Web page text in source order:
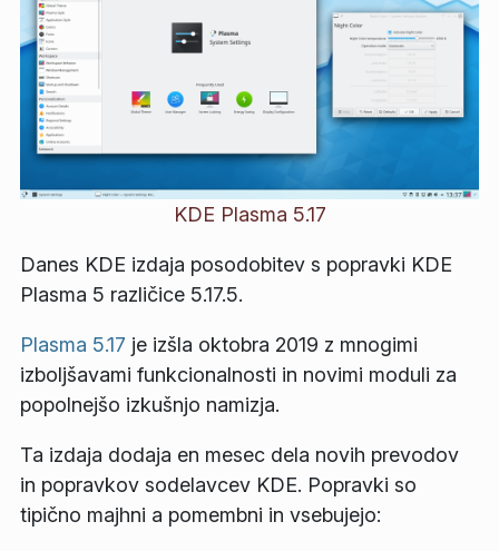
KDE Plasma 5.17
Danes KDE izdaja posodobitev s popravki KDE
Plasma 5 različice 5.17.5.
Plasma 5.17 je izšla oktobra 2019 z mnogimi
izboljšavami funkcionalnosti in novimi moduli za
popolnejšo izkušnjo namizja.
Ta izdaja dodaja en mesec dela novih prevodov
in popravkov sodelavcev KDE. Popravki so
tipično majhni a pomembni in vsebujejo: